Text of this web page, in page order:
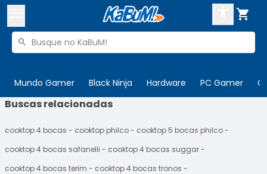

Buscar produtos

Mundo Gamer Black Ninja Hardware PC Gamer

 Departamentos
Cupons
ENTRE
CADASTRE-SE
Buscas relacionadas
cooktop 4 bocas cooktop philco
cooktop 5 bocas philco
cooktop 4 bocas safanelli
cooktop 4 bocas suggar
cooktop 4 bocas terim
cooktop 4 bocas tronos